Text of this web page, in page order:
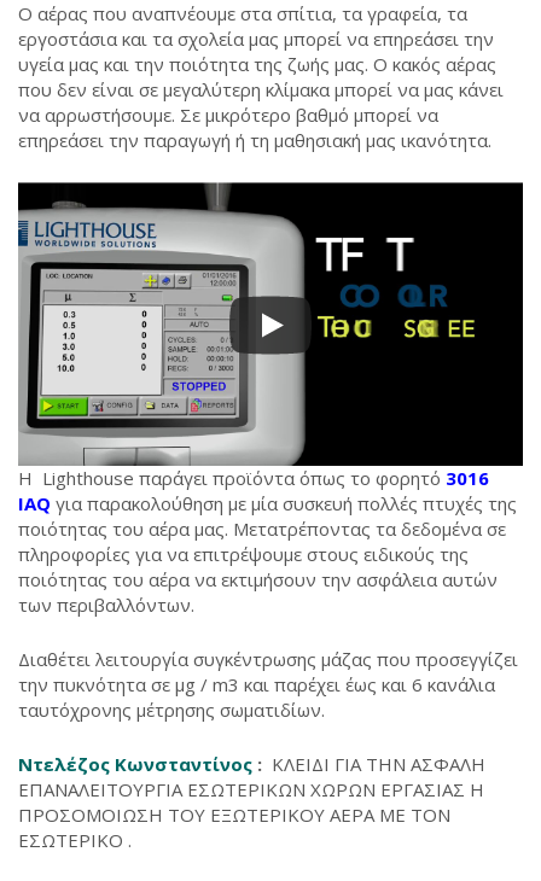
Ο αέρας που αναπνέουμε στα σπίτια, τα γραφεία, τα
εργοστάσια και τα σχολεία μας μπορεί να επηρεάσει την
υγεία μας και την ποιότητα της ζωής μας. Ο κακός αέρας
που δεν είναι σε μεγαλύτερη κλίμακα μπορεί να μας κάνει
να αρρωστήσουμε. Σε μικρότερο βαθμό μπορεί να
επηρεάσει την παραγωγή ή τη μαθησιακή μας ικανότητα.
Η Lighthouse παράγει προϊόντα όπως το φορητό 3016
IAQ για παρακολούθηση με μία συσκευή πολλές πτυχές της
ποιότητας του αέρα μας. Μετατρέποντας τα δεδομένα σε
πληροφορίες για να επιτρέψουμε στους ειδικούς της
ποιότητας του αέρα να εκτιμήσουν την ασφάλεια αυτών
των περιβαλλόντων.
Διαθέτει λειτουργία συγκέντρωσης μάζας που προσεγγίζει
την πυκνότητα σε μg / m3 και παρέχει έως και 6 κανάλια
ταυτόχρονης μέτρησης σωματιδίων.
Ντελέζος Κωνσταντίνος : ΚΛΕΙΔΙ ΓΙΑ ΤΗΝ ΑΣΦΑΛΗ
ΕΠΑΝΑΛΕΙΤΟΥΡΓΙΑ ΕΣΩΤΕΡΙΚΩΝ ΧΩΡΩΝ ΕΡΓΑΣΙΑΣ Η
ΠΡΟΣΟΜΟΙΩΣΗ ΤΟΥ ΕΞΩΤΕΡΙΚΟΥ ΑΕΡΑ ΜΕ ΤΟΝ
ΕΣΩΤΕΡΙΚΟ .